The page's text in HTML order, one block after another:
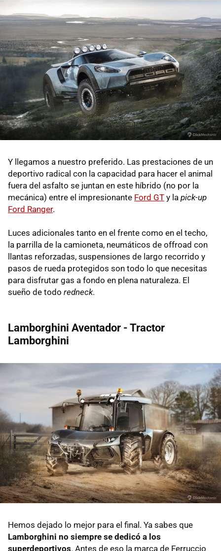
Y llegamos a nuestro preferido. Las prestaciones de un
deportivo radical con la capacidad para hacer el animal
fuera del asfalto se juntan en este híbrido (no por la
mecánica) entre el impresionante Ford GT y la pick-up
Ford Ranger.
Luces adicionales tanto en el frente como en el techo,
la parrilla de la camioneta, neumáticos de offroad con
llantas reforzadas, suspensiones de largo recorrido y
pasos de rueda protegidos son todo lo que necesitas
para disfrutar gas a fondo en plena naturaleza. El
sueño de todo redneck.
Lamborghini Aventador - Tractor
Lamborghini
Hemos dejado lo mejor para el final. Ya sabes que
Lamborghini no siempre se dedicó a los
superdeportivos. Antes de eso la marca de Ferruccio